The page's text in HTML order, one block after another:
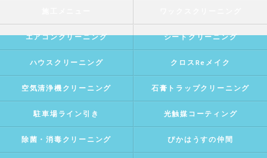
エアコンクリーニング シートクリーニング
ハウスクリーニング クロスReメイク
空気清浄機クリーニング 石膏トラップクリーニング
駐車場ライン引き 光触媒コーティング
除菌・消毒クリーニング ぴかはうすの仲間